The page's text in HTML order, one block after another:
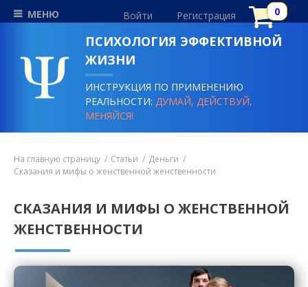
МЕНЮ Войти Регистрация
ПСИХОЛОГИЯ ЭФФЕКТИВНОЙ
ЖИЗНИ
ИНСТРУКЦИЯ ПО ПРИМЕНЕНИЮ
РЕАЛЬНОСТИ:ДУМАЙ, ДЕЙСТВУЙ,
МЕНЯЙСЯ!
На главную страницу Статьи
Деньги
Сказания и мифы о женственной женственности
СКАЗАНИЯ И МИФЫ О ЖЕНСТВЕННОЙ
ЖЕНСТВЕННОСТИ